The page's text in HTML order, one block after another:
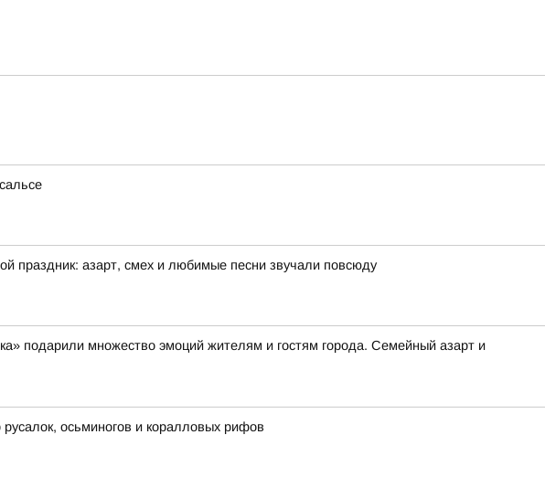
праздник: азарт, смех и любимые песни звучали повсюду
подарили множество эмоций жителям и гостям города. Семейный азарт и
осьминогов и коралловых рифов